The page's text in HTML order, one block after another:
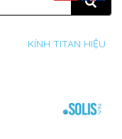
KÍNH TITAN HIỆU